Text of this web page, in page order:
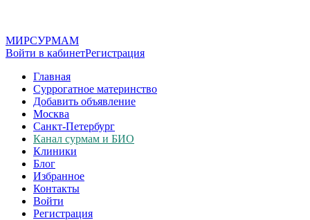
МИРСУРМАМ
Войти в кабинетРегистрация
Главная
Суррогатное материнство
Добавить объявление
Москва
Санкт-Петербург
Канал сурмам и БИО
Клиники
Блог
Избранное
Контакты
Войти
Регистрация